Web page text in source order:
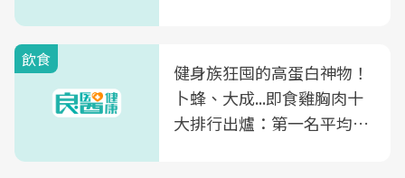
飲食
健身族狂囤的高蛋白神物！
卜蜂、大成...即食雞胸肉十
大排行出爐：第一名平均一